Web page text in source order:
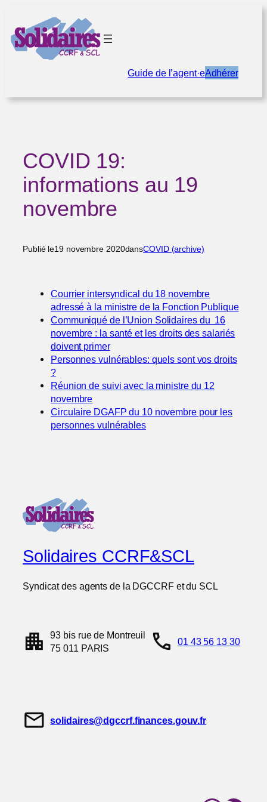
contenu
Guide de l’agent·eAdhérer
COVID 19:
informations au 19
novembre
Publié le19 novembre 2020dansCOVID (archive)
Courrier intersyndical du 18 novembre
adressé à la ministre de la Fonction Publique
Communiqué de l’Union Solidaires du 16
novembre : la santé et les droits des salariés
doivent primer
Personnes vulnérables: quels sont vos droits
?
Réunion de suivi avec la ministre du 12
novembre
Circulaire DGAFP du 10 novembre pour les
personnes vulnérables
Solidaires CCRF&SCL
Syndicat des agents de la DGCCRF et du SCL
apartment
93 bis rue de Montreuil
75 011 PARIS
call 01 43 56 13 30
mail solidaires@dgccrf.finances.gouv.fr